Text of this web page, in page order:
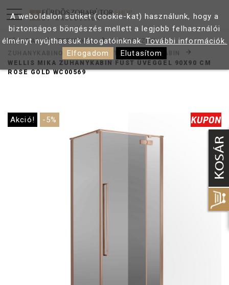
FŐOLDAL TERMÉKEK
ZUHANYZÓK
ZUHANYKABINOK
SZÖGLETES ZUHANYKABIN
WELLIS MIKA ZUHANYKABIN FÜST ÜVEGGEL 90X90 CM
ROSE GOLD WC00569
Akció! -5%
A weboldalon sütiket (cookie-kat) használunk, hogy a
biztonságos böngészés mellett a legjobb felhasználói
élményt nyújthassuk látogatóinknak.További információk.
Elfogadom
Elutasítom